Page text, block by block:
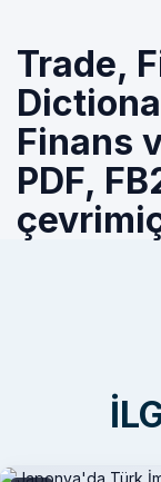
Trade,
Finans
PDF,